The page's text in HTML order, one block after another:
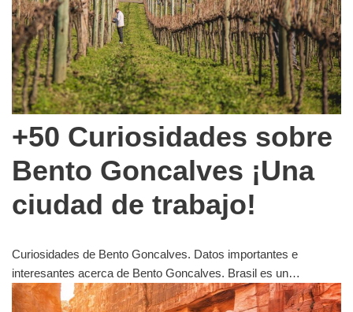
+50 Curiosidades sobre
Bento Goncalves ¡Una
ciudad de trabajo!
Curiosidades de Bento Goncalves. Datos importantes e
interesantes acerca de Bento Goncalves. Brasil es un…